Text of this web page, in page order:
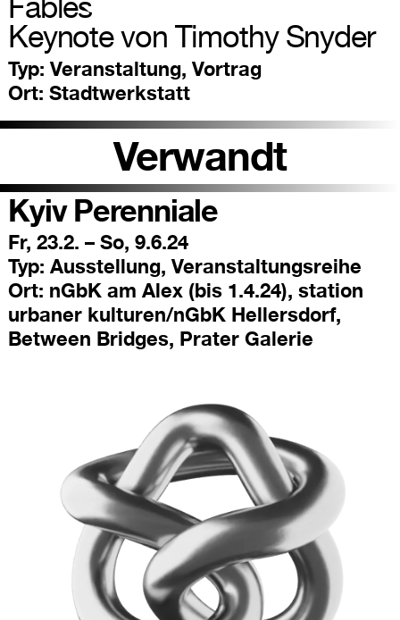
Fables
Keynote von Timothy Snyder
Typ: Veranstaltung, Vortrag
Ort: Stadtwerkstatt
Verwandt
Kyiv Perenniale
Fr, 23.2. – So, 9.6.24
Typ: Ausstellung, Veranstaltungsreihe
Ort: nGbK am Alex (bis 1.4.24), station
urbaner kulturen/nGbK Hellersdorf,
Between Bridges, Prater Galerie